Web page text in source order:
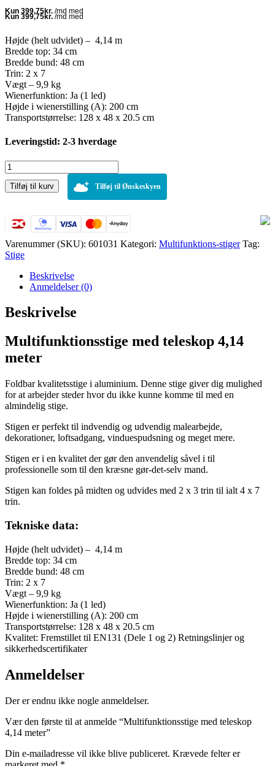
pris
var:
Højde (helt udvidet) – 4,14 m
Bredde top: 34 cm
Bredde bund: 48 cm
Trin: 2 x 7
Vægt – 9,9 kg
Wienerfunktion: Ja (1 led)
Højde i wienerstilling (A): 200 cm
Transportstørrelse: 128 x 48 x 20.5 cm
Leveringstid: 2-3 hverdage
Multifunktionsstige
med
teleskop
antal
Tilføj til kurv Tilføj til Ønskeskyen
Varenummer (SKU): 601031 Kategori: Multifunktions-stiger Tag:
Stige
Beskrivelse
Anmeldelser (0)
Beskrivelse
Multifunktionsstige med teleskop 4,14
meter
Foldbar kvalitetsstige i aluminium. Denne stige giver dig mulighed
for at arbejder steder hvor du ikke kunne komme til med en
almindelig stige.
Stigen er perfekt til indvendig og udvendig malearbejde,
dekorationer, loftsadgang, vinduespudsning og meget mere.
Stigen er i en kvalitet der gør den anvendelig såvel i til
professionelle som til den kræsne gør-det-selv mand.
Stigen kan foldes på midten og udvides med 2 x 3 trin til ialt 4 x 7
trin.
Tekniske data:
Højde (helt udvidet) – 4,14 m
Bredde top: 34 cm
Bredde bund: 48 cm
Trin: 2 x 7
Vægt – 9,9 kg
Wienerfunktion: Ja (1 led)
Højde i wienerstilling (A): 200 cm
Transportstørrelse: 128 x 48 x 20.5 cm
Kvalitet: Fremstillet til EN131 (Dele 1 og 2) Retningslinjer og
sikkerhedscertifikater
Anmeldelser
Der er endnu ikke nogle anmeldelser.
Vær den første til at anmelde “Multifunktionsstige med teleskop
4,14 meter”
Din e-mailadresse vil ikke blive publiceret. Krævede felter er